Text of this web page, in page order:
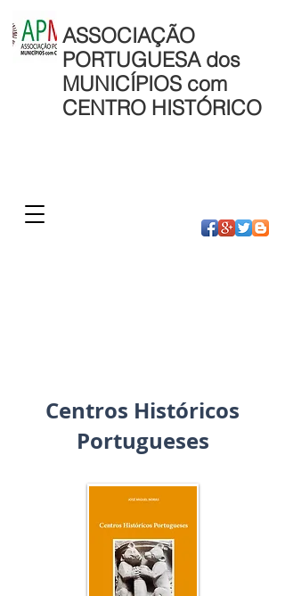
ASSOCIAÇÃO
PORTUGUESA dos
MUNICÍPIOS com
CENTRO HISTÓRICO
Centros Históricos
Portugueses